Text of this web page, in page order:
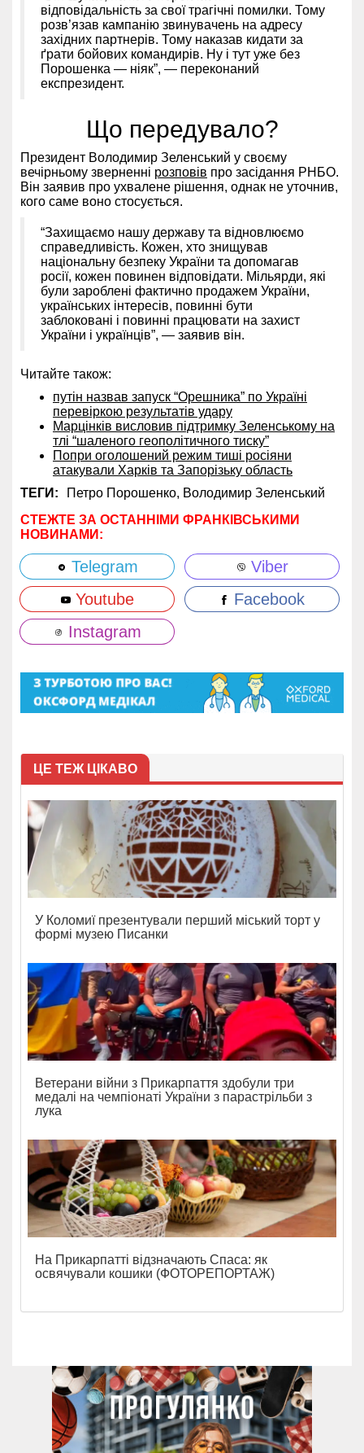
відповідальність за свої трагічні помилки. Тому
розв’язав кампанію звинувачень на адресу
західних партнерів. Тому наказав кидати за
ґрати бойових командирів. Ну і тут уже без
Порошенка — ніяк”, — переконаний
експрезидент.
Що передувало?
Президент Володимир Зеленський у своєму
вечірньому зверненні розповів про засідання РНБО.
Він заявив про ухвалене рішення, однак не уточнив,
кого саме воно стосується.
“Захищаємо нашу державу та відновлюємо
справедливість. Кожен, хто знищував
національну безпеку України та допомагав
росії, кожен повинен відповідати. Мільярди, які
були зароблені фактично продажем України,
українських інтересів, повинні бути
заблоковані і повинні працювати на захист
України і українців”, — заявив він.
Читайте також:
путін назвав запуск “Орешника” по Україні
перевіркою результатів удару
Марцінків висловив підтримку Зеленському на
тлі “шаленого геополітичного тиску”
Попри оголошений режим тиші росіяни
атакували Харків та Запорізьку область
ТЕГИ:
Петро Порошенко, Володимир Зеленський
СТЕЖТЕ ЗА ОСТАННІМИ ФРАНКІВСЬКИМИ
НОВИНАМИ:
Telegram
Viber
Youtube
Facebook
Instagram
ЦЕ ТЕЖ ЦІКАВО
У Коломиї презентували перший міський торт у
формі музею Писанки
Ветерани війни з Прикарпаття здобули три
медалі на чемпіонаті України з парастрільби з
лука
На Прикарпатті відзначають Спаса: як
освячували кошики (ФОТОРЕПОРТАЖ)